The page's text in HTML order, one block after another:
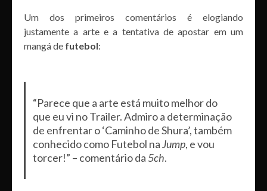
Um dos primeiros comentários é elogiando
justamente a arte e a tentativa de apostar em um
mangá de futebol:
“Parece que a arte está muito melhor do
que eu vi no Trailer. Admiro a determinação
de enfrentar o ‘Caminho de Shura’, também
conhecido como Futebol naJump, e vou
torcer!” – comentário da5ch.